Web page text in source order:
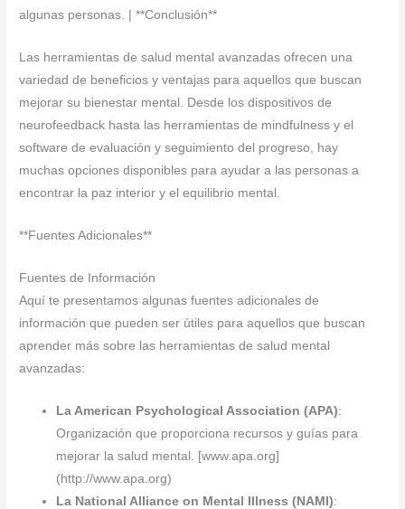
algunas personas. | **Conclusión**
Las herramientas de salud mental avanzadas ofrecen una
variedad de beneficios y ventajas para aquellos que buscan
mejorar su bienestar mental. Desde los dispositivos de
neurofeedback hasta las herramientas de mindfulness y el
software de evaluación y seguimiento del progreso, hay
muchas opciones disponibles para ayudar a las personas a
encontrar la paz interior y el equilibrio mental.
**Fuentes Adicionales**
Fuentes de Información
Aquí te presentamos algunas fuentes adicionales de
información que pueden ser útiles para aquellos que buscan
aprender más sobre las herramientas de salud mental
avanzadas:
La American Psychological Association (APA):
Organización que proporciona recursos y guías para
mejorar la salud mental. [www.apa.org]
(http://www.apa.org)
La National Alliance on Mental Illness (NAMI):